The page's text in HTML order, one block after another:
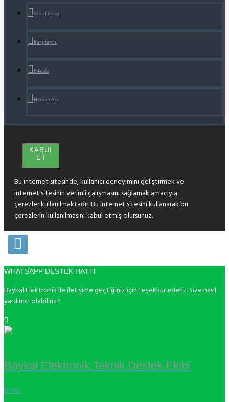
İstek Listesi
Karşılaştır
E-Posta
Hemen Ara
KABUL
ET
Bu internet sitesinde, kullanıcı deneyimini geliştirmek ve
internet sitesinin verimli çalışmasını sağlamak amacıyla
çerezler kullanılmaktadır. Bu internet sitesini kullanarak bu
çerezlerin kullanılmasını kabul etmiş olursunuz.
WHATSAPP DESTEK HATTI
Baykal Elektronik ile iletişime geçtiğiniz için teşekkür ederiz. Size nasıl
yardımcı olabiliriz?
Baykal Elektronik Teknik Destek Ekibi
BYKL